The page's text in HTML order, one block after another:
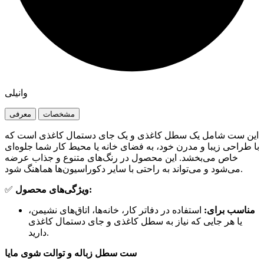
وانیلی
معرفی مشخصات
این ست شامل یک سطل کاغذی و یک جای دستمال کاغذی است که
با طراحی زیبا و مدرن خود، به فضای خانه یا محیط کار شما جلوه‌ای
خاص می‌بخشد. این محصول در رنگ‌های متنوع و جذاب عرضه
می‌شود و می‌تواند به راحتی با سایر دکوراسیون‌ها هماهنگ شود.
✅ ویژگی‌های محصول:
مناسب برای: استفاده در دفاتر کار، خانه‌ها، اتاق‌های نشیمن،
یا هر جایی که نیاز به سطل کاغذی و جای دستمال کاغذی
دارید.
ست سطل زباله و توالت شوی مایا